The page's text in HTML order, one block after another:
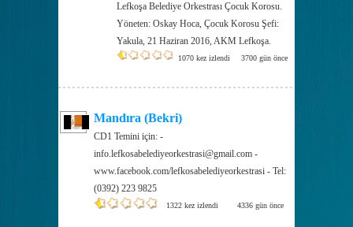
Lefkoşa Belediye Orkestrası Çocuk Korosu.
Yöneten: Oskay Hoca, Çocuk Korosu Şefi:
Yakula, 21 Haziran 2016, AKM Lefkoşa.
1070 kez izlendi 3700 gün önce
Mandıra (Bekri)
CD1 Temini için: -
info.lefkosabelediyeorkestrasi@gmail.com -
www.facebook.com/lefkosabelediyeorkestrasi - Tel:
(0392) 223 9825
1322 kez izlendi 4336 gün önce